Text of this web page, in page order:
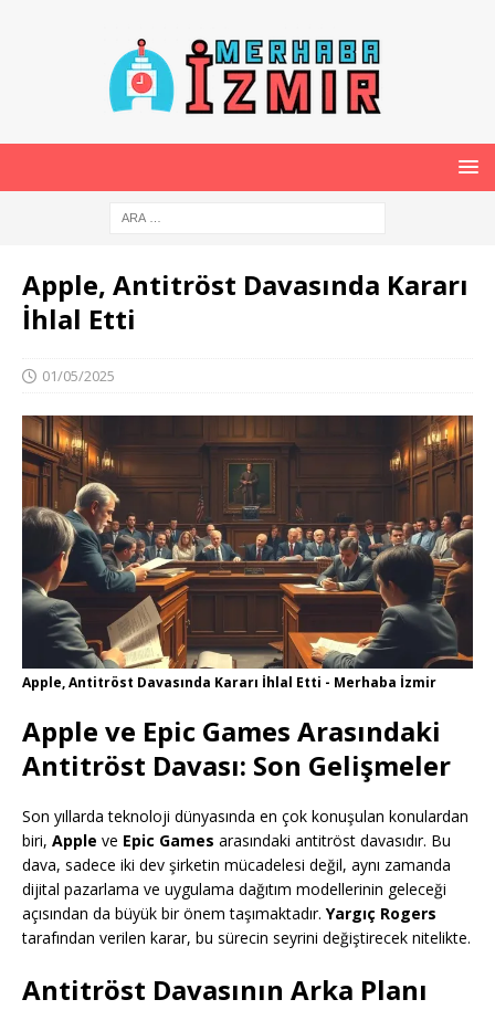
Apple, Antitröst Davasında Kararı
İhlal Etti
01/05/2025
Apple, Antitröst Davasında Kararı İhlal Etti - Merhaba İzmir
Apple ve Epic Games Arasındaki
Antitröst Davası: Son Gelişmeler
Son yıllarda teknoloji dünyasında en çok konuşulan konulardan
biri, Apple ve Epic Games arasındaki antitröst davasıdır. Bu
dava, sadece iki dev şirketin mücadelesi değil, aynı zamanda
dijital pazarlama ve uygulama dağıtım modellerinin geleceği
açısından da büyük bir önem taşımaktadır. Yargıç Rogers
tarafından verilen karar, bu sürecin seyrini değiştirecek nitelikte.
Antitröst Davasının Arka Planı